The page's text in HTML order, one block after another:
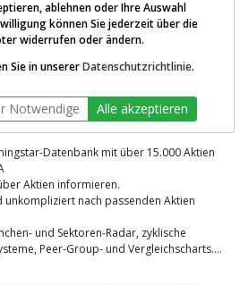
Plattform von
Datenbank mit über 15.000 Aktien
Aktien informieren.
unkompliziert nach passenden Aktien
und Sektoren-Radar, zyklische
Peer-Group- und Vergleichscharts....
ablehnen oder Ihre Auswahl
können Sie jederzeit über die
widerrufen oder ändern.
Sie in unsererDatenschutzrichtlinie.
Notwendige Alle akzeptieren